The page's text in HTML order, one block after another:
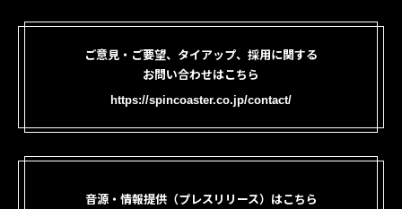
ご意見・ご要望、タイアップ、採用に関する
お問い合わせはこちら
https://spincoaster.co.jp/contact/
音源・情報提供（プレスリリース）はこちら